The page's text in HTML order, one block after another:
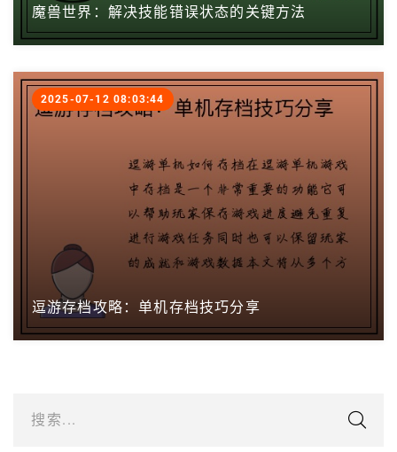
魔兽世界：解决技能错误状态的关键方法
逗游存档攻略：单机存档技巧分享
2025-07-12 08:03:44
搜索...